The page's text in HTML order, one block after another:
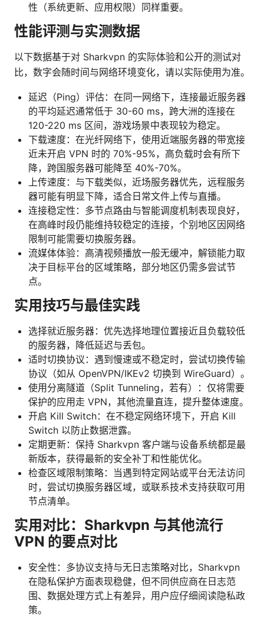
性（系统更新、应用权限）同样重要。
性能评测与实测数据
以下数据基于对 Sharkvpn 的实际体验和公开的测试对
比，数字会随时间与网络环境变化，请以实际使用为准。
延迟（Ping）评估：在同一网络下，连接最近服务器
的平均延迟通常低于 30-60 ms，跨大洲的连接在
120-220 ms 区间，游戏场景中表现较为稳定。
下载速度：在光纤网络下，使用近端服务器的带宽接
近未开启 VPN 时的 70%-95%，高负载时会有所下
降，跨国服务器可能降至 40%-70%。
上传速度：与下载类似，近场服务器优先，远程服务
器可能有明显下降，适合日常文件上传与直播。
连接稳定性：多节点路由与智能调度机制表现良好，
在高峰时段仍能维持较稳定的连接，个别地区因网络
限制可能需要切换服务器。
流媒体体验：高清视频播放一般无缓冲，解锁能力取
决于目标平台的区域策略，部分地区仍需多尝试节
点。
实用技巧与最佳实践
选择就近服务器：优先选择地理位置接近且负载较低
的服务器，降低延迟与丢包。
适时切换协议：遇到慢速或不稳定时，尝试切换传输
协议（如从 OpenVPN/IKEv2 切换到 WireGuard）。
使用分离隧道（Split Tunneling，若有）：仅将需要
保护的应用走 VPN，其他流量直连，提升整体速度。
开启 Kill Switch：在不稳定网络环境下，开启 Kill
Switch 以防止数据泄露。
定期更新：保持 Sharkvpn 客户端与设备系统都是最
新版本，获得最新的安全补丁和性能优化。
检查区域限制策略：当遇到特定网站或平台无法访问
时，尝试切换服务器区域，或联系技术支持获取可用
节点清单。
实用对比：Sharkvpn 与其他流行
VPN 的要点对比
安全性：多协议支持与无日志策略对比，Sharkvpn
在隐私保护方面表现稳健，但不同供应商在日志范
围、数据处理方式上有差异，用户应仔细阅读隐私政
策。